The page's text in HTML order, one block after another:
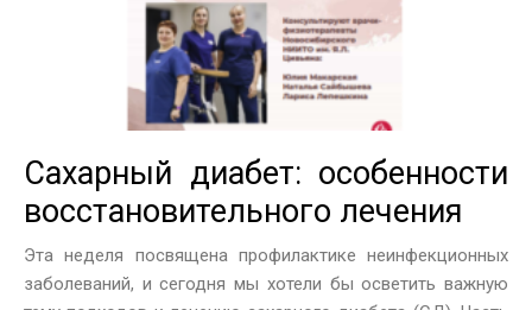
Сахарный диабет: особенности
восстановительного лечения
Эта неделя посвящена профилактике неинфекционных
заболеваний, и сегодня мы хотели бы осветить важную